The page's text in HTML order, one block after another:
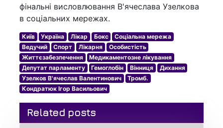
фінальні висловлювання В'ячеслава Узелкова
в соціальних мережах.
Київ Україна Лікар Бокс
Соціальна мережа
Ведучий
Спорт Лікарня
Особистість
Життєзабезпечення
Медикаментозне лікування
Депутат парламенту
Гемоглобін Вінниця
Дихання
Узелков В'ячеслав Валентинович
Тромб.
Кондратюк Ігор Васильович
Related posts